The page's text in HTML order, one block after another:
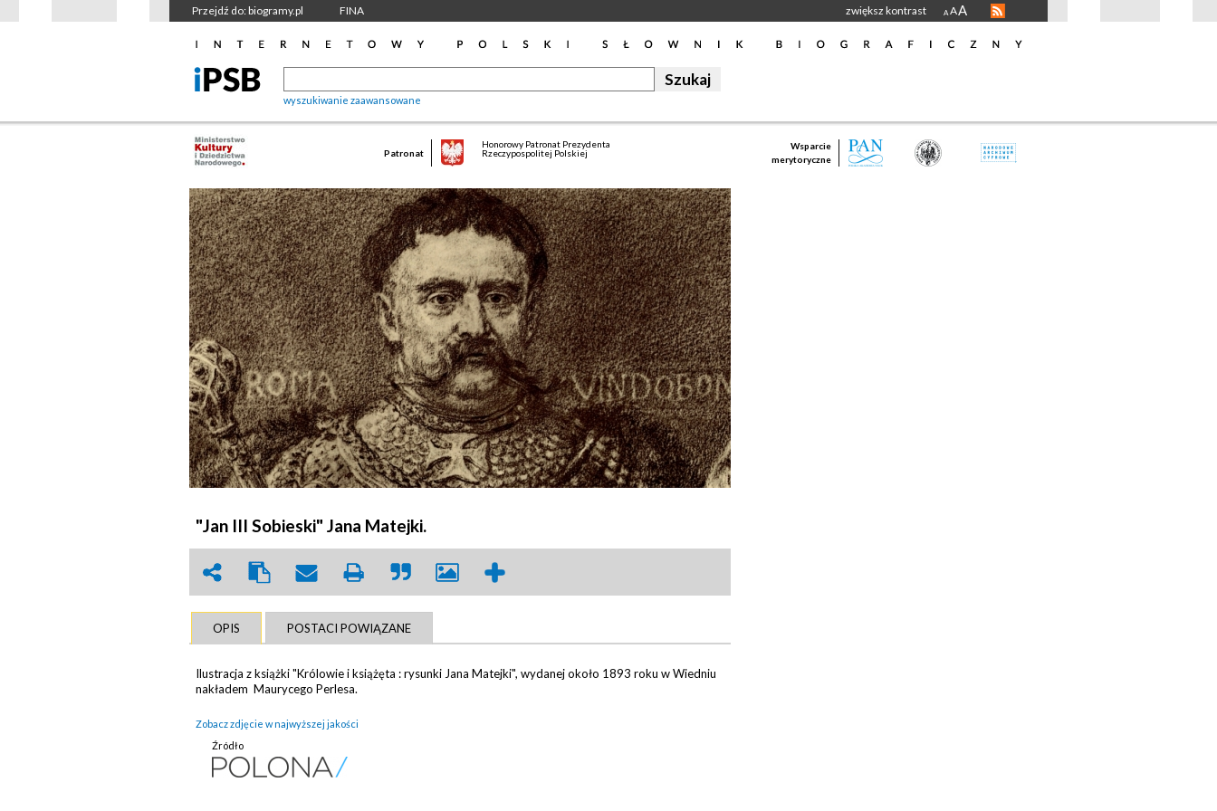
Przejdź do: biogramy.pl FINA zwiększ kontrast A AA
wyszukiwanie zaawansowane
Patronat
Honorowy Patronat Prezydenta
Rzeczypospolitej Polskiej
Wsparcie
merytoryczne
"Jan III Sobieski" Jana Matejki.
OPIS POSTACI POWIĄZANE
Ilustracja z książki "Królowie i książęta : rysunki Jana Matejki", wydanej około 1893 roku w Wiedniu
nakładem Maurycego Perlesa.
Zobacz zdjęcie w najwyższej jakości
Źródło